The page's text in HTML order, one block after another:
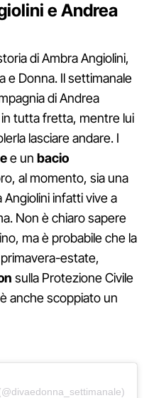
e Andrea
di Ambra Angiolini,
e Donna. Il settimanale
di Andrea
in tutta fretta, mentre lui
lasciare andare. I
e un bacio
al momento, sia una
Angiolini infatti vive a
Non è chiaro sapere
ma è probabile che la
estate,
sulla Protezione Civile
anche scoppiato un